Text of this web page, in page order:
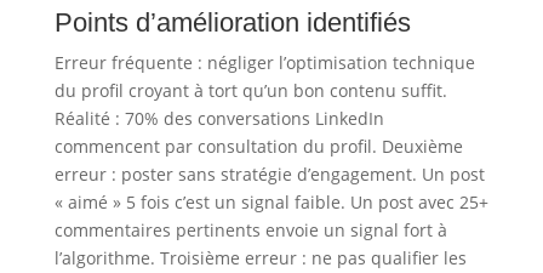
Points d’amélioration identifiés
Erreur fréquente : négliger l’optimisation technique
du profil croyant à tort qu’un bon contenu suffit.
Réalité : 70% des conversations LinkedIn
commencent par consultation du profil. Deuxième
erreur : poster sans stratégie d’engagement. Un post
« aimé » 5 fois c’est un signal faible. Un post avec 25+
commentaires pertinents envoie un signal fort à
l’algorithme. Troisième erreur : ne pas qualifier les